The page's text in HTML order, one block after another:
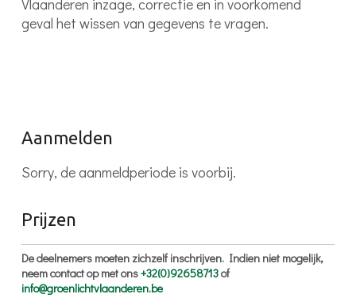
Vlaanderen inzage, correctie en in voorkomend
geval het wissen van gegevens te vragen.
Aanmelden
Sorry, de aanmeldperiode is voorbij.
Prijzen
De deelnemers moeten zichzelf inschrijven. Indien niet mogelijk,
neem contact op met ons+32(0)92658713of
info@groenlichtvlaanderen.be